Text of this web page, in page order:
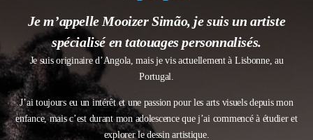
Je m’appelle Mooizer Simão, je suis un artiste
spécialisé en tatouages personnalisés.
Je suis originaire d’Angola, mais je vis actuellement à Lisbonne, au
Portugal.
J’ai toujours eu un intérêt et une passion pour les arts visuels depuis mon
enfance, mais c’est durant mon adolescence que j’ai commencé à étudier et
explorer le dessin artistique.